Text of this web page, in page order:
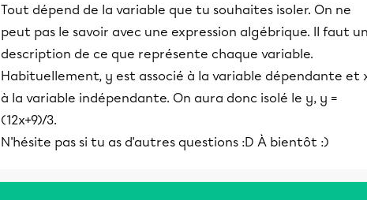
Tout dépend de la variable que tu souhaites isoler. On ne
peut pas le savoir avec une expression algébrique. Il faut
description de ce que représente chaque variable.
Habituellement, y est associé à la variable dépendante et
à la variable indépendante. On aura donc isolé le y, y =
(12x+9)/3.
N'hésite pas si tu as d'autres questions :D À bientôt :)